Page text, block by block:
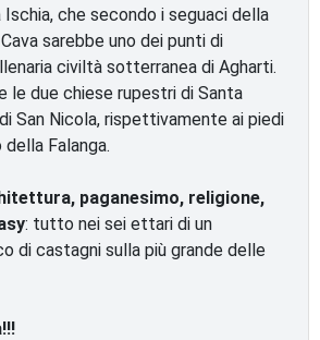
Ischia, che secondo i seguaci della
sarebbe uno dei punti di
civiltà sotterranea di Agharti.
le due chiese rupestri di Santa
San Nicola, rispettivamente ai piedi
Falanga.
paganesimo, religione,
: tutto nei sei ettari di un
di castagni sulla più grande delle